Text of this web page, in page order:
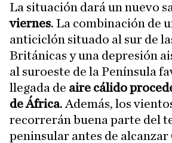
La situación dará un nuevo
viernes. La combinación de
anticiclón situado al sur de
Británicas y una depresión
al suroeste de la Península
llegada de aire cálido
de África. Además, los
recorrerán buena parte del
peninsular antes de alcanzar